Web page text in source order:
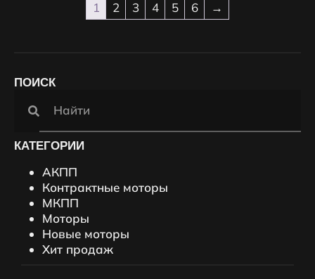
1 2 3 4 5 6 →
ПОИСК
КАТЕГОРИИ
АКПП
Контрактные моторы
МКПП
Моторы
Новые моторы
Хит продаж